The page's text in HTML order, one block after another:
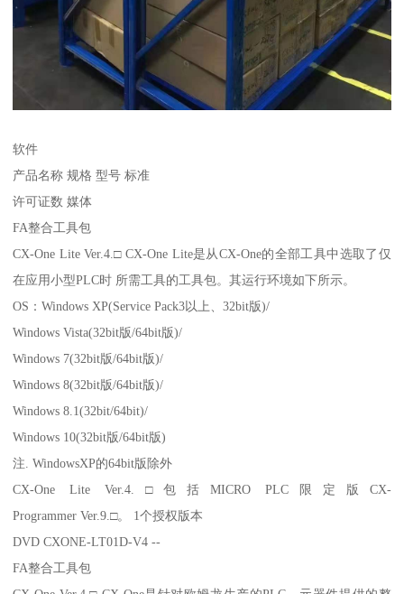
软件
产品名称 规格 型号 标准
许可证数 媒体
FA整合工具包
CX-One Lite Ver.4.□ CX-One Lite是从CX-One的全部工具中选取了仅
在应用小型PLC时 所需工具的工具包。其运行环境如下所示。
OS：Windows XP(Service Pack3以上、32bit版)/
Windows Vista(32bit版/64bit版)/
Windows 7(32bit版/64bit版)/
Windows 8(32bit版/64bit版)/
Windows 8.1(32bit/64bit)/
Windows 10(32bit版/64bit版)
注. WindowsXP的64bit版除外
CX-One Lite Ver.4.□包括MICRO PLC限定版CX-
Programmer Ver.9.□。 1个授权版本
DVD CXONE-LT01D-V4 --
FA整合工具包